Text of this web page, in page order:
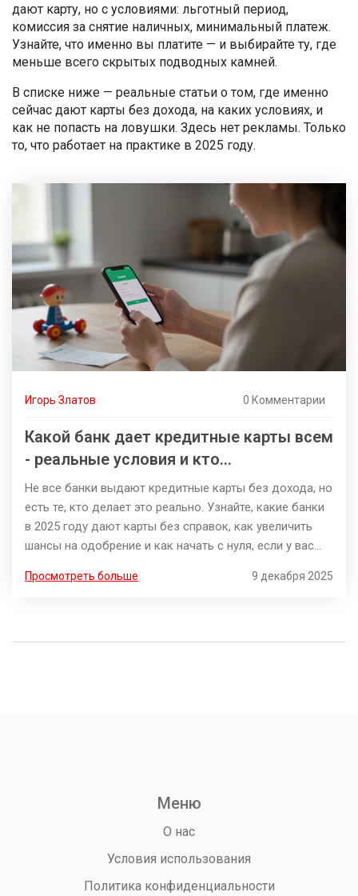
дают карту, но с условиями: льготный период,
комиссия за снятие наличных, минимальный платеж.
Узнайте, что именно вы платите — и выбирайте ту, где
меньше всего скрытых подводных камней.
В списке ниже — реальные статьи о том, где именно
сейчас дают карты без дохода, на каких условиях, и
как не попасть на ловушки. Здесь нет рекламы. Только
то, что работает на практике в 2025 году.
Игорь Златов 0 Комментарии
Какой банк дает кредитные карты всем
- реальные условия и кто
действительно может получить
Не все банки выдают кредитные карты без дохода, но
есть те, кто делает это реально. Узнайте, какие банки
в 2025 году дают карты без справок, как увеличить
шансы на одобрение и как начать с нуля, если у вас
Просмотреть больше 9 декабря 2025
Меню
О нас
Условия использования
Политика конфиденциальности